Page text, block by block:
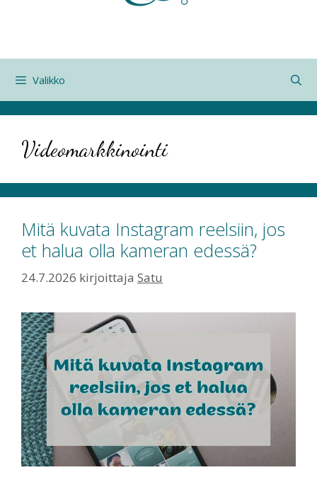
Valikko
Videomarkkinointi
Mitä kuvata Instagram reelsiin, jos
et halua olla kameran edessä?
24.7.2026 kirjoittaja Satu